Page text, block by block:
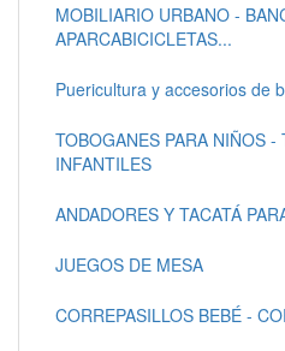
MOBILIARIO URBANO -
APARCABICICLETAS...
Puericultura y accesorios de
TOBOGANES PARA NIÑOS -
INFANTILES
ANDADORES Y TACATÁ
JUEGOS DE MESA
CORREPASILLOS BEBÉ -